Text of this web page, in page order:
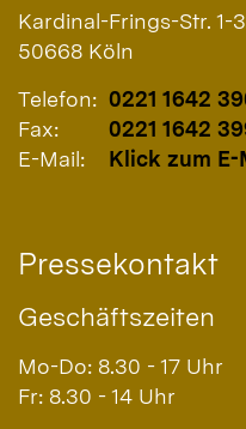
Kardinal-Frings-Str. 1-3
50668 Köln
Telefon: 0221 1642
Fax:
0221 1642
E-Mail:
Klick zum E-
Pressekontakt
Geschäftszeiten
Mo-Do: 8.30 - 17 Uhr
Fr: 8.30 - 14 Uhr